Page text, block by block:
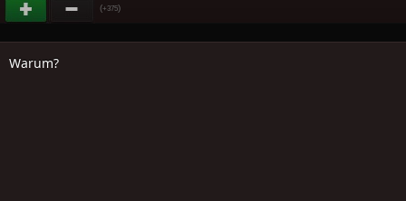
(+375)
Warum?